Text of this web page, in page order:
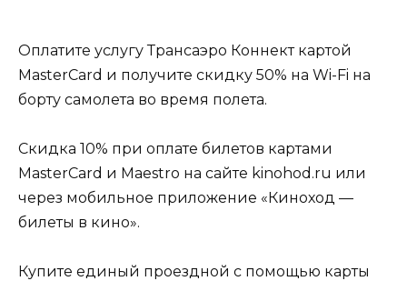
Оплатите услугу Трансаэро Коннект картой
MasterCard и получите скидку 50% на Wi-Fi на
борту самолета во время полета.
Скидка 10% при оплате билетов картами
MasterCard и Maestro на сайте kinohod.ru или
через мобильное приложение «Киноход —
билеты в кино».
Купите единый проездной с помощью карты